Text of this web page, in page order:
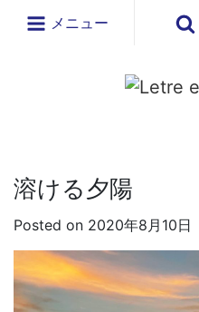
メニュー
溶ける夕陽
Posted on 2020年8月10日